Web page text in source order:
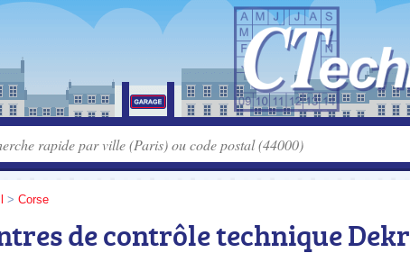
> Corse
de contrôle technique